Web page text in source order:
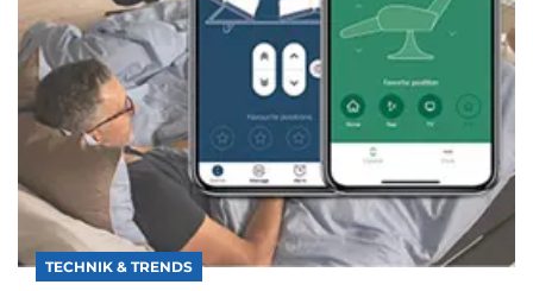
TECHNIK & TRENDS